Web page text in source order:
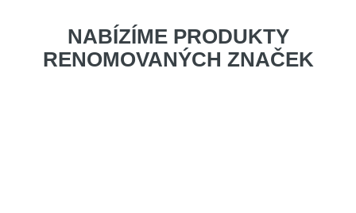
NABÍZÍME PRODUKTY
RENOMOVANÝCH ZNAČEK